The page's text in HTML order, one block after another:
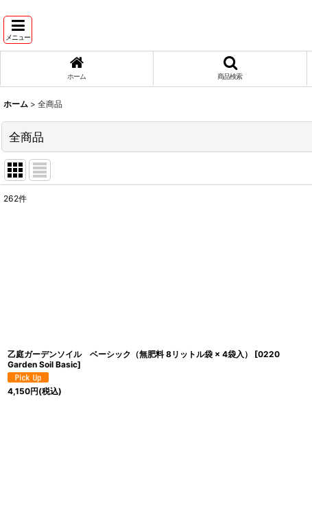
メニュー
ホーム 商品検索
ホーム > 全商品
全商品
262件
乙庭ガーデンソイル ベーシック（無肥料 8リットル袋 × 4袋入） [0220
Garden Soil Basic]
4,150円(税込)